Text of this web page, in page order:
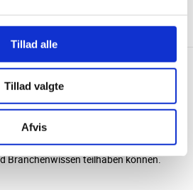
Tillad alle
Tillad valgte
Afvis BLEIBEN
den sozialen Medien, wo Sie an
Branchenwissen teilhaben können.